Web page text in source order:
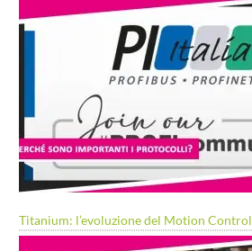
Titanium: l’evoluzione del Motion Control